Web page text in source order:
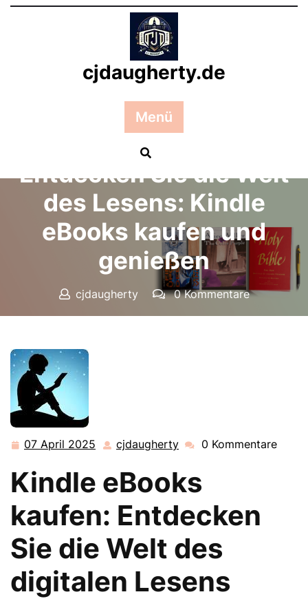
Zum
cjdaugherty.de
Menü
Entdecken Sie die Welt
des Lesens: Kindle
eBooks kaufen und
genießen
cjdaugherty
0 Kommentare
07 April 2025 07
2025
cjdaugherty cjdaugherty
0 Kommentare
Kindle eBooks
kaufen: Entdecken
Sie die Welt des
digitalen Lesens